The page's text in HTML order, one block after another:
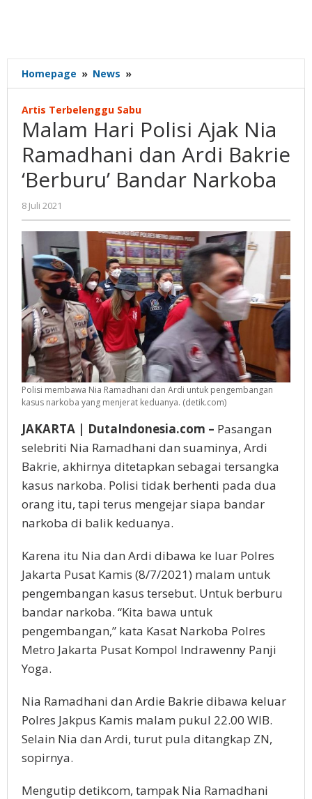
Homepage » News »
Hari
Ajak
Nia
Ramadhani
dan
Ardi
Bakrie
Bandar
Narkoba
Artis Terbelenggu Sabu
Malam Hari Polisi Ajak Nia
Ramadhani dan Ardi Bakrie
‘Berburu’ Bandar Narkoba
8 Juli 2021
Gatot
Susanto
Polisi membawa Nia Ramadhani dan Ardi untuk pengembangan
kasus narkoba yang menjerat keduanya. (detik.com)
JAKARTA | DutaIndonesia.com – Pasangan
selebriti Nia Ramadhani dan suaminya, Ardi
Bakrie, akhirnya ditetapkan sebagai tersangka
kasus narkoba. Polisi tidak berhenti pada dua
orang itu, tapi terus mengejar siapa bandar
narkoba di balik keduanya.
Karena itu Nia dan Ardi dibawa ke luar Polres
Jakarta Pusat Kamis (8/7/2021) malam untuk
pengembangan kasus tersebut. Untuk berburu
bandar narkoba. “Kita bawa untuk
pengembangan,” kata Kasat Narkoba Polres
Metro Jakarta Pusat Kompol Indrawenny Panji
Yoga.
Nia Ramadhani dan Ardie Bakrie dibawa keluar
Polres Jakpus Kamis malam pukul 22.00 WIB.
Selain Nia dan Ardi, turut pula ditangkap ZN,
sopirnya.
Mengutip detikcom, tampak Nia Ramadhani